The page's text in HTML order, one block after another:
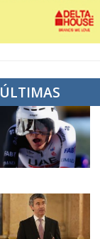
ÚLTIMAS